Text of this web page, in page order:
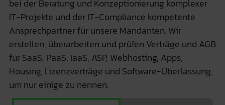
bei der Beratung und Konzeptionierung komplexer
IT-Projekte und der IT-Compliance kompetente
Ansprechpartner für unsere Mandanten. Wir
erstellen, überarbeiten und prüfen Verträge und AGB
für SaaS, PaaS, IaaS, ASP, Webhosting, Apps,
Housing, Lizenzverträge und Software-Überlassung,
um nur einige zu nennen.